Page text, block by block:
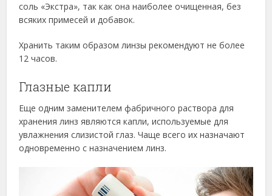
соль «Экстра», так как она наиболее очищенная, без
всяких примесей и добавок.
Хранить таким образом линзы рекомендуют не более
12 часов.
Глазные капли
Еще одним заменителем фабричного раствора для
хранения линз являются капли, используемые для
увлажнения слизистой глаз. Чаще всего их назначают
одновременно с назначением линз.